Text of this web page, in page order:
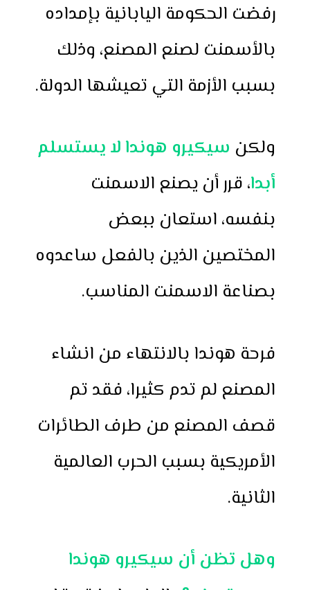
رفضت الحكومة اليابانية بإمداده
بالأسمنت لصنع المصنع، وذلك
بسبب الأزمة التي تعيشها الدولة.
ولكن سيكيرو هوندا لا يستسلم
أبدا، قرر أن يصنع الاسمنت
بنفسه، استعان ببعض
المختصين الذين بالفعل ساعدوه
بصناعة الاسمنت المناسب.
فرحة هوندا بالانتهاء من انشاء
المصنع لم تدم كثيرا، فقد تم
قصف المصنع من طرف الطائرات
الأمريكية بسبب الحرب العالمية
الثانية.
وهل تظن أن سيكيرو هوندا